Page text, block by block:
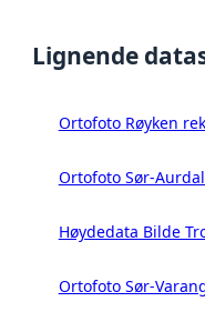
Lignende
Ortofoto Røyken
Ortofoto Sør-
Høydedata Bilde
Ortofoto Sør-